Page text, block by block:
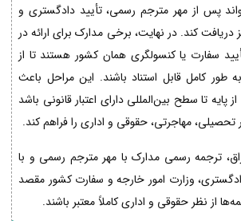
پس از مهر مترجم رسمی، تأیید دادگستری و
دریافت کند. در نهایت، برخی مدارک برای ارائه در
سفارت یا کنسولگری همان کشور هستند تا از
طور کامل قابل استناد باشند. این مراحل باعث
تا سطح بین‌المللی دارای اعتبار قانونی باشد
تحصیلی، مهاجرتی، حقوقی و اداری را فراهم کند.
ترجمه رسمی مدارک با مهر مترجم رسمی و با
وزارت امور خارجه و سفارت کشور مقصد
از نظر حقوقی و اداری کاملاً معتبر باشند.